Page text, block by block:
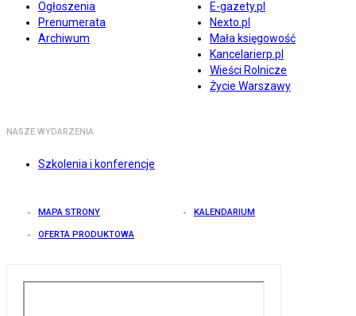
Ogłoszenia
Prenumerata
Archiwum
E-gazety.pl
Nexto.pl
Mała księgowość
Kancelarierp.pl
Wieści Rolnicze
Życie Warszawy
NASZE WYDARZENIA
Szkolenia i konferencje
MAPA STRONY KALENDARIUM
OFERTA PRODUKTOWA